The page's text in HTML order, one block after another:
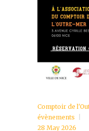
Comptoir de
évènements
28 May 2026